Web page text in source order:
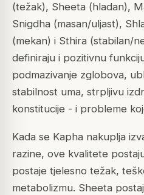
(težak), Sheeta (hladan),
Snigdha (masan/uljast),
(mekan) i Sthira (stabilan/
definiraju i pozitivnu
podmazivanje zglobova,
stabilnost uma, strpljivu
konstitucije - i probleme
Kada se Kapha nakuplja
razine, ove kvalitete
postaje tjelesno težak,
metabolizmu. Sheeta